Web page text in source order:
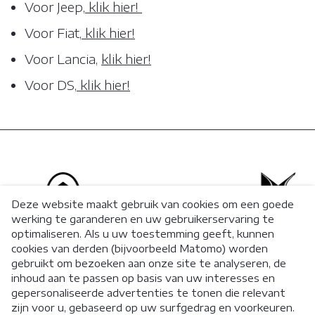
Deze website maakt gebruik van cookies om een goede
werking te garanderen en uw gebruikerservaring te
optimaliseren. Als u uw toestemming geeft, kunnen
cookies van derden (bijvoorbeeld Matomo) worden
gebruikt om bezoeken aan onze site te analyseren, de
inhoud aan te passen op basis van uw interesses en
gepersonaliseerde advertenties te tonen die relevant
zijn voor u, gebaseerd op uw surfgedrag en voorkeuren.
Matomo Tag Manager
Facebook
KLANTENZONE
Voor Jeep, klik hier!
Voor Fiat, klik hier!
Voor Lancia, klik hier!
Voor DS, klik hier!